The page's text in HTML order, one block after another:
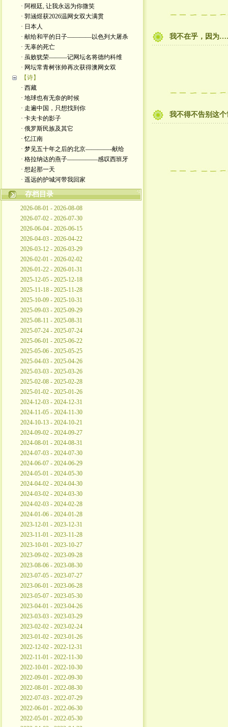
· 阿根廷, 让我永远为你微笑
· 郭涵煜获2026温网女双大满贯
· 日本人
· 献给和平的日子————以色列大屠杀
· 无辜的死亡
· 虽败犹荣———记网坛名将德约科维
· 网坛常青树张帅再次获得澳网女双
【诗】
· 西藏
· 地球也有无奈的时候
· 走遍中国，只想找到你
· 卡夫卡的影子
· 俄罗斯民族及其它
· 忆江南
· 梦见五十年之后的北京————-献给
· 格拉纳达的燕子—————感叹西班牙
· 想起那一天
· 遥远的护城河带我回家
存档目录
2026-08-01 - 2026-08-08
2026-07-02 - 2026-07-30
2026-06-04 - 2026-06-15
2026-04-03 - 2026-04-22
2026-03-12 - 2026-03-29
2026-02-01 - 2026-02-02
2026-01-22 - 2026-01-31
2025-12-05 - 2025-12-18
2025-11-18 - 2025-11-28
2025-10-09 - 2025-10-31
2025-09-03 - 2025-09-29
2025-08-11 - 2025-08-31
2025-07-24 - 2025-07-24
2025-06-01 - 2025-06-22
2025-05-06 - 2025-05-25
2025-04-03 - 2025-04-26
2025-03-03 - 2025-03-26
2025-02-08 - 2025-02-28
2025-01-02 - 2025-01-26
2024-12-03 - 2024-12-31
2024-11-05 - 2024-11-30
2024-10-13 - 2024-10-21
2024-09-02 - 2024-09-27
2024-08-01 - 2024-08-31
2024-07-03 - 2024-07-30
2024-06-07 - 2024-06-29
2024-05-01 - 2024-05-30
2024-04-02 - 2024-04-30
2024-03-02 - 2024-03-30
2024-02-03 - 2024-02-28
2024-01-06 - 2024-01-28
2023-12-01 - 2023-12-31
2023-11-01 - 2023-11-28
2023-10-01 - 2023-10-27
2023-09-02 - 2023-09-28
2023-08-06 - 2023-08-30
2023-07-05 - 2023-07-27
2023-06-01 - 2023-06-28
2023-05-07 - 2023-05-30
2023-04-01 - 2023-04-26
2023-03-03 - 2023-03-29
2023-02-02 - 2023-02-24
2023-01-02 - 2023-01-26
2022-12-02 - 2022-12-31
2022-11-01 - 2022-11-30
2022-10-01 - 2022-10-30
2022-09-01 - 2022-09-30
2022-08-01 - 2022-08-30
2022-07-03 - 2022-07-29
2022-06-01 - 2022-06-30
2022-05-01 - 2022-05-30
我不在乎，因为
我不得不告别这